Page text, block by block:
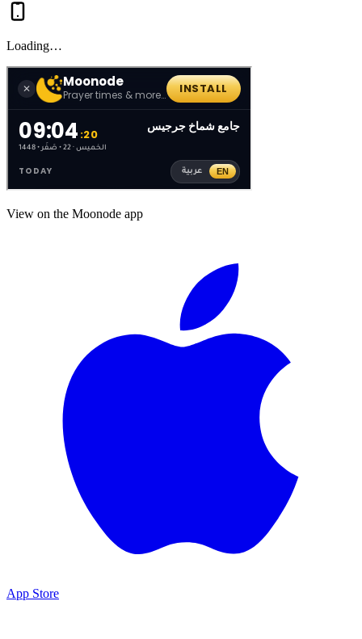
Loading…
View on the Moonode app
App Store